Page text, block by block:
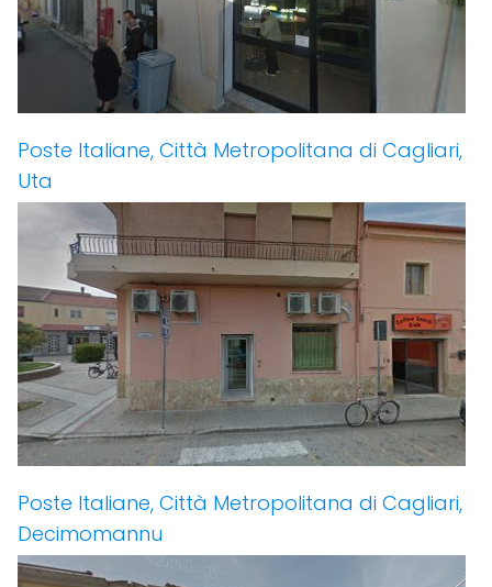
Poste Italiane, Città Metropolitana di Cagliari,
Uta
Poste Italiane, Città Metropolitana di Cagliari,
Decimomannu